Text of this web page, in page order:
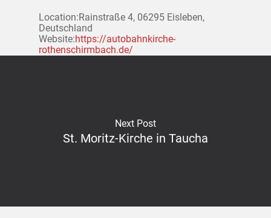
Location:Rainstraße 4, 06295 Eisleben,
Deutschland
Website:https://autobahnkirche-
rothenschirmbach.de/
Next Post
St. Moritz-Kirche in Taucha